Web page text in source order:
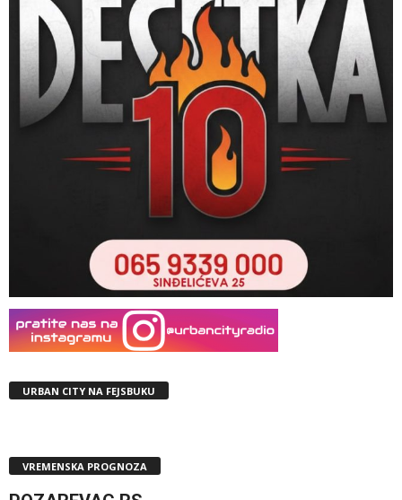
URBAN CITY NA FEJSBUKU
VREMENSKA PROGNOZA